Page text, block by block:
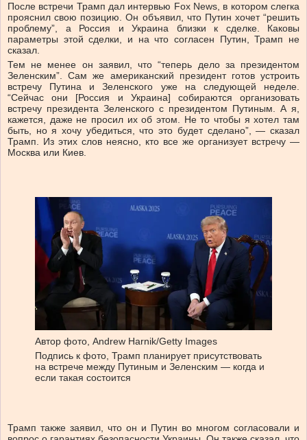
После встречи Трамп дал интервью Fox News, в котором слегка
прояснил свою позицию. Он объявил, что Путин хочет “решить
проблему”, а Россия и Украина близки к сделке. Каковы
параметры этой сделки, и на что согласен Путин, Трамп не
сказал.
Тем не менее он заявил, что “теперь дело за президентом
Зеленским”. Сам же американский президент готов устроить
встречу Путина и Зеленского уже на следующей неделе.
“Сейчас они [Россия и Украина] собираются организовать
встречу президента Зеленского с президентом Путиным. А я,
кажется, даже не просил их об этом. Не то чтобы я хотел там
быть, но я хочу убедиться, что это будет сделано”, — сказал
Трамп. Из этих слов неясно, кто все же организует встречу —
Москва или Киев.
Автор фото, Andrew Harnik/Getty Images
Подпись к фото, Трамп планирует присутствовать
на встрече между Путиным и Зеленским — когда и
если такая состоится
Трамп также заявил, что он и Путин во многом согласовали и